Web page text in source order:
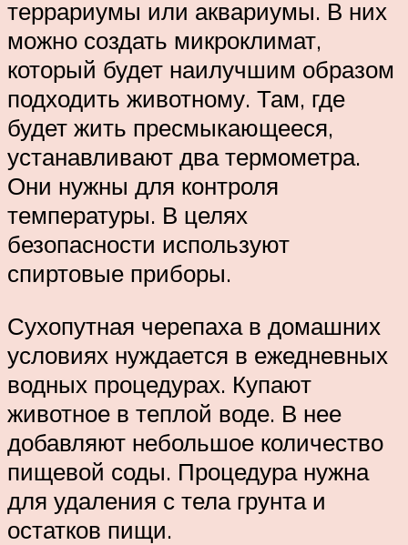
террариумы или аквариумы. В них
можно создать микроклимат,
который будет наилучшим образом
подходить животному. Там, где
будет жить пресмыкающееся,
устанавливают два термометра.
Они нужны для контроля
температуры. В целях
безопасности используют
спиртовые приборы.
Сухопутная черепаха в домашних
условиях нуждается в ежедневных
водных процедурах. Купают
животное в теплой воде. В нее
добавляют небольшое количество
пищевой соды. Процедура нужна
для удаления с тела грунта и
остатков пищи.